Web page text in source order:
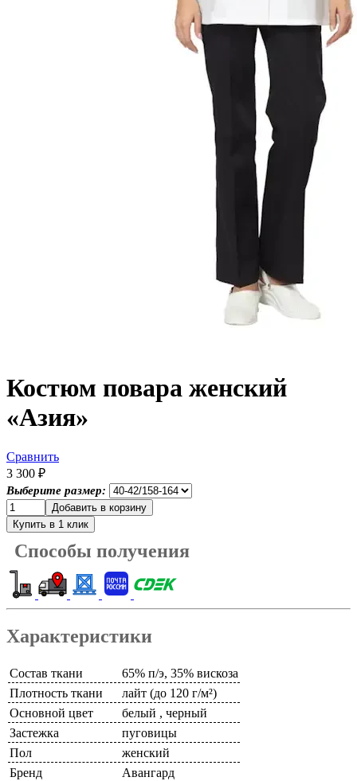
Костюм повара женский
«Азия»
Сравнить
3 300 ₽
Выберите размер:
Способы получения
Характеристики
Состав ткани
65% п/э, 35% вискоза
Плотность ткани
лайт (до 120 г/м²)
Основной цвет
белый , черный
Застежка
пуговицы
Пол
женский
Бренд
Авангард